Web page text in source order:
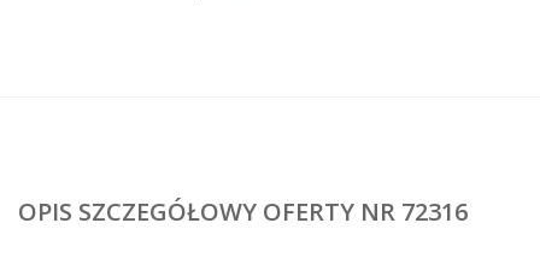
OPIS SZCZEGÓŁOWY OFERTY NR 72316